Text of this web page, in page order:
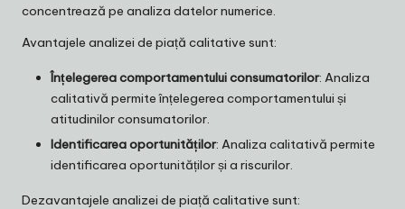
concentrează pe analiza datelor numerice.
Avantajele analizei de piață calitative sunt:
Înțelegerea comportamentului consumatorilor: Analiza
calitativă permite înțelegerea comportamentului și
atitudinilor consumatorilor.
Identificarea oportunităților: Analiza calitativă permite
identificarea oportunităților și a riscurilor.
Dezavantajele analizei de piață calitative sunt: